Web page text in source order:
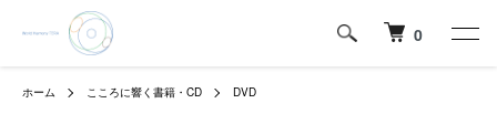
0
ホーム こころに響く書籍・CD DVD